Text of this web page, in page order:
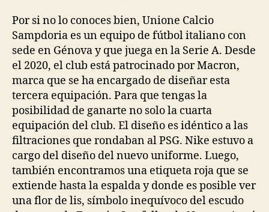
Por si no lo conoces bien, Unione Calcio
Sampdoria es un equipo de fútbol italiano con
sede en Génova y que juega en la Serie A. Desde
el 2020, el club está patrocinado por Macron,
marca que se ha encargado de diseñar esta
tercera equipación. Para que tengas la
posibilidad de ganarte no solo la cuarta
equipación del club. El diseño es idéntico a las
filtraciones que rondaban al PSG. Nike estuvo a
cargo del diseño del nuevo uniforme. Luego,
también encontramos una etiqueta roja que se
extiende hasta la espalda y donde es posible ver
una flor de lis, símbolo inequívoco del escudo